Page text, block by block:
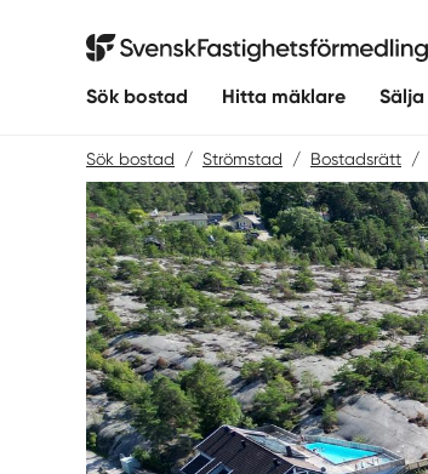
Svensk Fastighetsförmedling
Sök bostad Hitta mäklare Sälja
Sök bostad / Strömstad / Bostadsrätt /